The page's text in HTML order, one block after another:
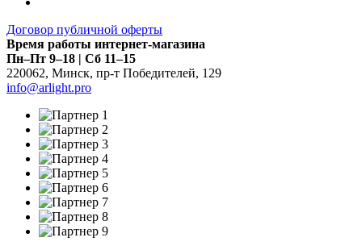
Договор публичной оферты
Время работы интернет-магазина
Пн–Пт 9–18 | Сб 11–15
220062, Минск, пр-т Победителей, 129
info@arlight.pro